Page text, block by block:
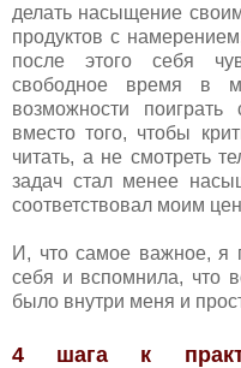
делать насыщение
продуктов с
после этого себя
свободное время в
возможности
вместо того, чтобы
читать, а не смотреть
задач стал менее
соответствовал моим
И, что самое важное, я
себя и вспомнила, что
было внутри меня и
4 шага к